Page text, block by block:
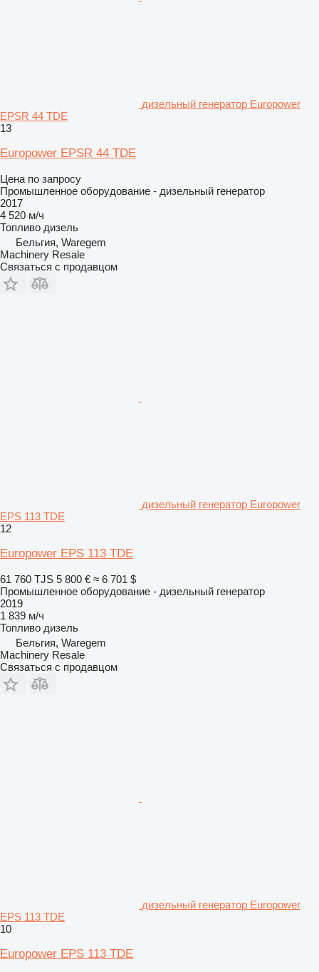
дизельный генератор Europower
EPSR 44 TDE
13
Europower EPSR 44 TDE
Цена по запросу
Промышленное оборудование - дизельный генератор
2017
4 520 м/ч
Топливо дизель
Бельгия, Waregem
Machinery Resale
Связаться с продавцом
дизельный генератор Europower
EPS 113 TDE
12
Europower EPS 113 TDE
61 760 TJS 5 800 € ≈ 6 701 $
Промышленное оборудование - дизельный генератор
2019
1 839 м/ч
Топливо дизель
Бельгия, Waregem
Machinery Resale
Связаться с продавцом
дизельный генератор Europower
EPS 113 TDE
10
Europower EPS 113 TDE